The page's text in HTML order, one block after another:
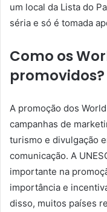
um local da Lista do
séria e só é tomada
Como os
promovidos?
A promoção dos
campanhas de
turismo e divulgação
comunicação. A
importante na
importância e
disso, muitos países